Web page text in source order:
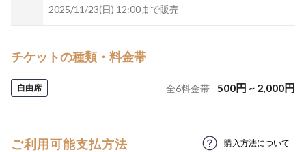
2025/11/23(日) 12:00まで販売
チケットの種類・料金帯
自由席 全6料金帯 500円 ~ 2,000円
ご利用可能支払方法 購入方法について